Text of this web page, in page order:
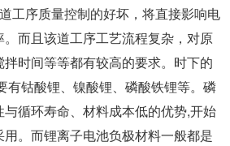
工序质量控制的好坏，将直接影响电
而且该道工序工艺流程复杂，对原
时间等等都有较高的要求。时下的
有钴酸锂、镍酸锂、磷酸铁锂等。磷
循环寿命、材料成本低的优势,开始
。而锂离子电池负极材料一般都是